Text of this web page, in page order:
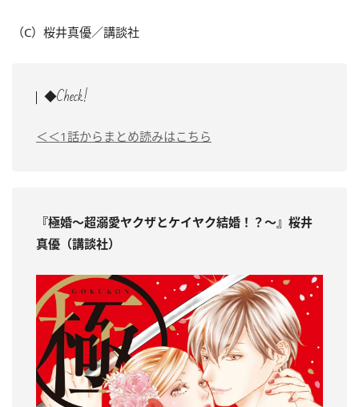
（C）桜井真優／講談社
◆Check!
＜＜1話からまとめ読みはこちら
『極婚～超溺愛ヤクザとケイヤク結婚！？～』桜井
真優（講談社）